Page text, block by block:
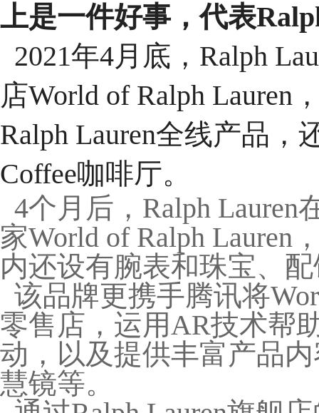
上是一件好事，代表
2021年4月底，Ralph
店World of Ralph Lauren
Ralph Lauren全线产品，
Coffee咖啡厅。
4个月后，Ralph
家World of Ralph Lauren
内还设有腕表和珠宝、
该品牌更携手腾讯将
零售店，运用AR技术帮
动，以及提供丰富产品
慧镜等。